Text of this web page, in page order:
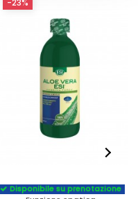
Disponibile su prenotazione